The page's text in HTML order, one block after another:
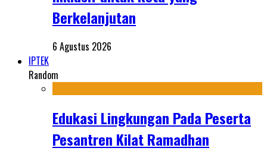
Berkelanjutan
6 Agustus 2026
IPTEK
Random
Edukasi Lingkungan Pada Peserta
Pesantren Kilat Ramadhan